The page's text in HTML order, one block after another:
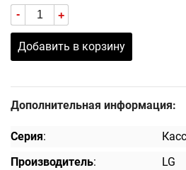
+
-
Добавить в корзину
Дополнительная информация:
Серия:
Производитель:
LG